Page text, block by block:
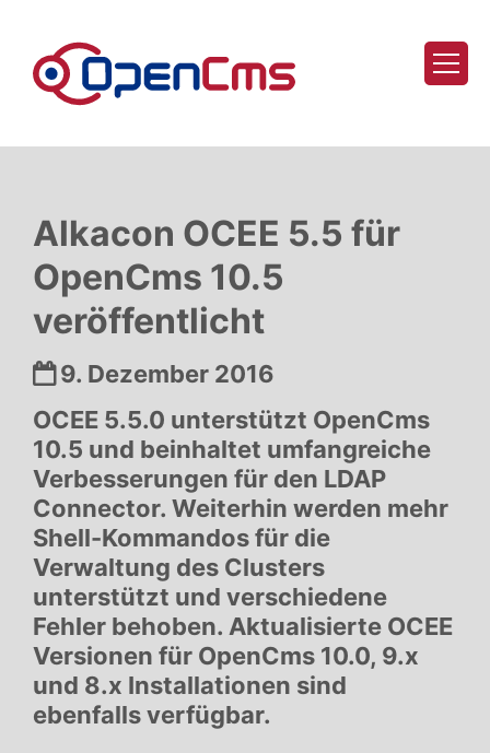
Alkacon OCEE 5.5 für
OpenCms 10.5
veröffentlicht
Datum:
9. Dezember 2016
OCEE 5.5.0 unterstützt OpenCms
10.5 und beinhaltet umfangreiche
Verbesserungen für den LDAP
Connector. Weiterhin werden mehr
Shell-Kommandos für die
Verwaltung des Clusters
unterstützt und verschiedene
Fehler behoben. Aktualisierte OCEE
Versionen für OpenCms 10.0, 9.x
und 8.x Installationen sind
ebenfalls verfügbar.